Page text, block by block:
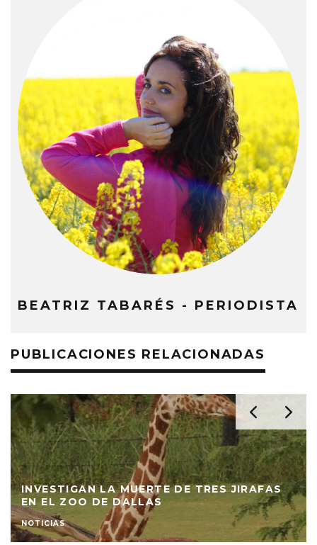
BEATRIZ TABARÉS - PERIODISTA
PUBLICACIONES RELACIONADAS
INVESTIGAN LA MUERTE DE TRES JIRAFAS
EN EL ZOO DE DALLAS
NOTICIAS